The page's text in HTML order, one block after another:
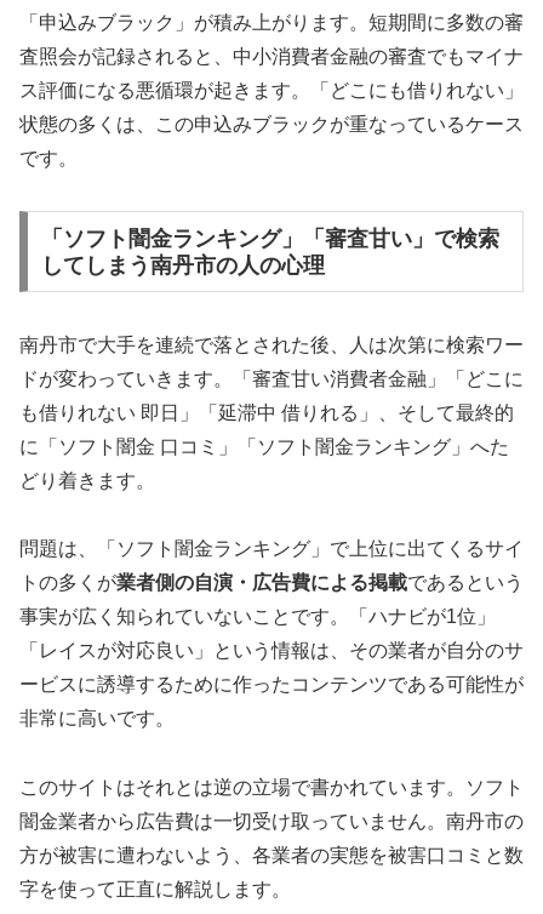
「申込みブラック」が積み上がります。短期間に多数の審
査照会が記録されると、中小消費者金融の審査でもマイナ
ス評価になる悪循環が起きます。「どこにも借りれない」
状態の多くは、この申込みブラックが重なっているケース
です。
「ソフト闇金ランキング」「審査甘い」で検索
してしまう南丹市の人の心理
南丹市で大手を連続で落とされた後、人は次第に検索ワー
ドが変わっていきます。「審査甘い消費者金融」「どこに
も借りれない 即日」「延滞中 借りれる」、そして最終的
に「ソフト闇金 口コミ」「ソフト闇金ランキング」へた
どり着きます。
問題は、「ソフト闇金ランキング」で上位に出てくるサイ
トの多くが業者側の自演・広告費による掲載であるという
事実が広く知られていないことです。「ハナビが1位」
「レイスが対応良い」という情報は、その業者が自分のサ
ービスに誘導するために作ったコンテンツである可能性が
非常に高いです。
このサイトはそれとは逆の立場で書かれています。ソフト
闇金業者から広告費は一切受け取っていません。南丹市の
方が被害に遭わないよう、各業者の実態を被害口コミと数
字を使って正直に解説します。